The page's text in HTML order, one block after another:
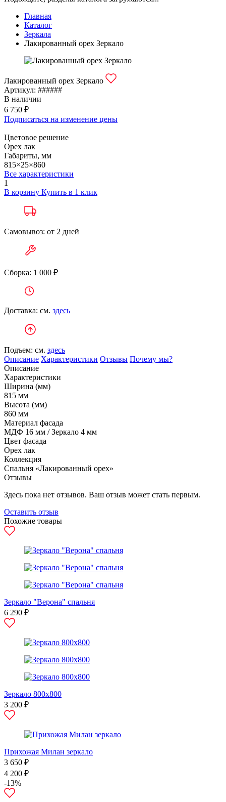
Главная
Каталог
Зеркала
Лакированный орех Зеркало
Лакированный орех Зеркало
Артикул: ######
В наличии
6 750 ₽
Подписаться на изменение цены
Цветовое решение
Орех лак
Габариты, мм
815×25×860
Все характеристики
1
В корзину Купить в 1 клик
Самовывоз: от 2 дней
Сборка: 1 000 ₽
Доставка: см. здесь
Подъем: см. здесь
Описание Характеристики Отзывы Почему мы?
Описание
Характеристики
Ширина (мм)
815 мм
Высота (мм)
860 мм
Материал фасада
МДФ 16 мм / Зеркало 4 мм
Цвет фасада
Орех лак
Коллекция
Спальня «Лакированный орех»
Отзывы
Здесь пока нет отзывов. Ваш отзыв может стать первым.
Оставить отзыв
Похожие товары
Зеркало "Верона" спальня
6 290 ₽
Зеркало 800х800
3 200 ₽
Прихожая Милан зеркало
3 650 ₽
4 200 ₽
-13%